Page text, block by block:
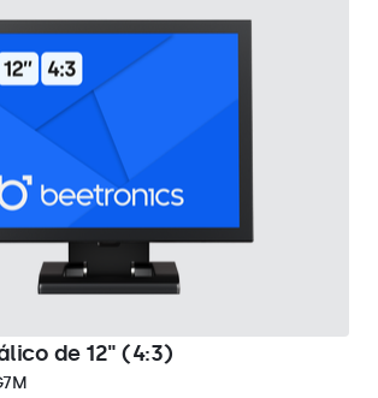
de 12" (4:3)